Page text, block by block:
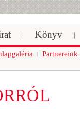
Könyv
Partnereink